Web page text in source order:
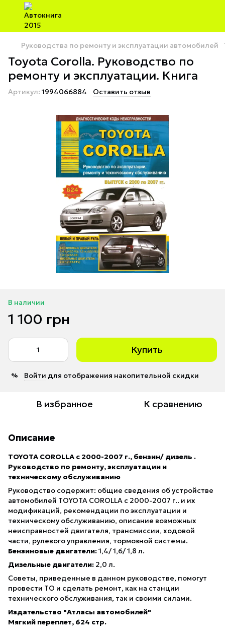
Руководства по ремонту и эксплуатации автомобилей
Toyota Corolla. Руководство по
ремонту и эксплуатации. Книга
Артикул: 1994066884 Оставить отзыв
В наличии
1 100 грн
Купить
% Войти для отображения накопительной скидки
В избранное К сравнению
Описание
TOYOTA COROLLA с 2000-2007 г., бензин/ дизель .
Руководство по ремонту, эксплуатации и
техническому обслуживанию
Руководство содержит: общие сведения об устройстве
автомобилей TOYOTA COROLLA с 2000-2007 г.. и их
модификаций, рекомендации по эксплуатации и
техническому обслуживанию, описание возможных
неисправностей двигателя, трансмиссии, ходовой
части, рулевого управления, тормозной системы.
Бензиновые двигатели:1,4/ 1,6/ 1,8 л.
Дизельные двигатели: 2,0 л.
Советы, приведенные в данном руководстве, помогут
провести ТО и сделать ремонт, как на станции
технического обслуживания, так и своими силами.
Издательство "Атласы автомобилей"
Мягкий переплет, 624 стр.